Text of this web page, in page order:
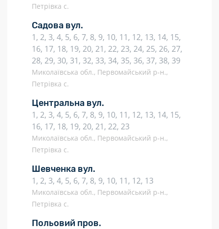
Петрівка с.
Садова вул.
1, 2, 3, 4, 5, 6, 7, 8, 9, 10, 11, 12, 13, 14, 15,
16, 17, 18, 19, 20, 21, 22, 23, 24, 25, 26, 27,
28, 29, 30, 31, 32, 33, 34, 35, 36, 37, 38, 39
Миколаївська обл., Первомайський р-н.,
Петрівка с.
Центральна вул.
1, 2, 3, 4, 5, 6, 7, 8, 9, 10, 11, 12, 13, 14, 15,
16, 17, 18, 19, 20, 21, 22, 23
Миколаївська обл., Первомайський р-н.,
Петрівка с.
Шевченка вул.
1, 2, 3, 4, 5, 6, 7, 8, 9, 10, 11, 12, 13
Миколаївська обл., Первомайський р-н.,
Петрівка с.
Польовий пров.